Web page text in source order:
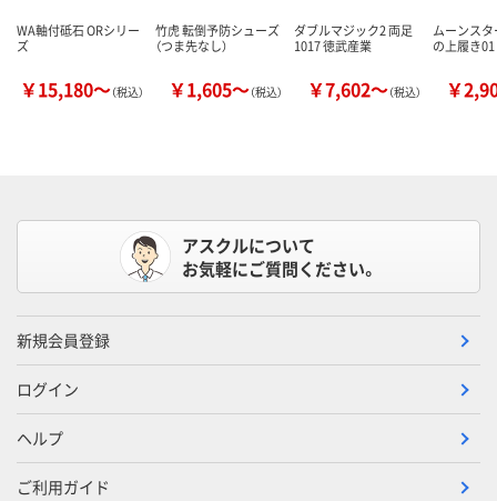
WA軸付砥石 ORシリー
ズ
￥15,180～（税込）
竹虎 転倒予防シューズ
（つま先なし）
￥1,605～（税込）
ダブルマジック2 両足
1017 徳武産業
￥7,602～（税込）
ムーンス
の上履き
￥
アスクルについて
お気軽にご質問ください。
新規会員登録
ログイン
ヘルプ
ご利用ガイド